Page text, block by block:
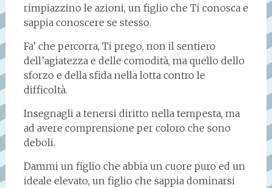
rimpiazzino le azioni, un figlio che Ti conosca e
sappia conoscere se stesso.
Fa’ che percorra, Ti prego, non il sentiero
dell’agiatezza e delle comodità, ma quello dello
sforzo e della sfida nella lotta contro le
difficoltà.
Insegnagli a tenersi diritto nella tempesta, ma
ad avere comprensione per coloro che sono
deboli.
Dammi un figlio che abbia un cuore puro ed un
ideale elevato, un figlio che sappia dominarsi